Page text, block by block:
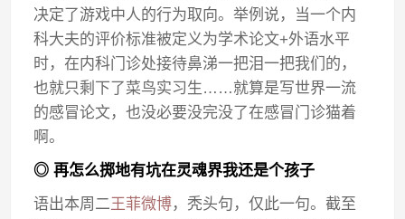
决定了游戏中人的行为取向。举例说，当一个内
科大夫的评价标准被定义为学术论文+外语水平
时，在内科门诊处接待鼻涕一把泪一把我们的，
也就只剩下了菜鸟实习生……就算是写世界一流
的感冒论文，也没必要没完没了在感冒门诊猫着
啊。
◎ 再怎么掷地有坑在灵魂界我还是个孩子
语出本周二王菲微博，秃头句，仅此一句。截至